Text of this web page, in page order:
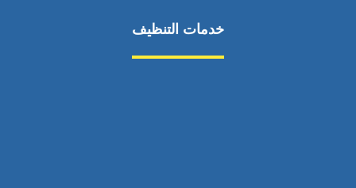
خدمات التنظيف